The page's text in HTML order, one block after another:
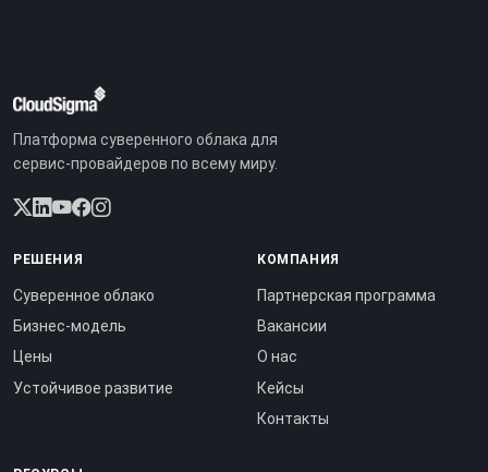
Платформа суверенного облака для
сервис-провайдеров по всему миру.
РЕШЕНИЯ
Суверенное облако
Бизнес-модель
Цены
Устойчивое развитие
КОМПАНИЯ
Партнерская программа
Вакансии
О нас
Кейсы
Контакты